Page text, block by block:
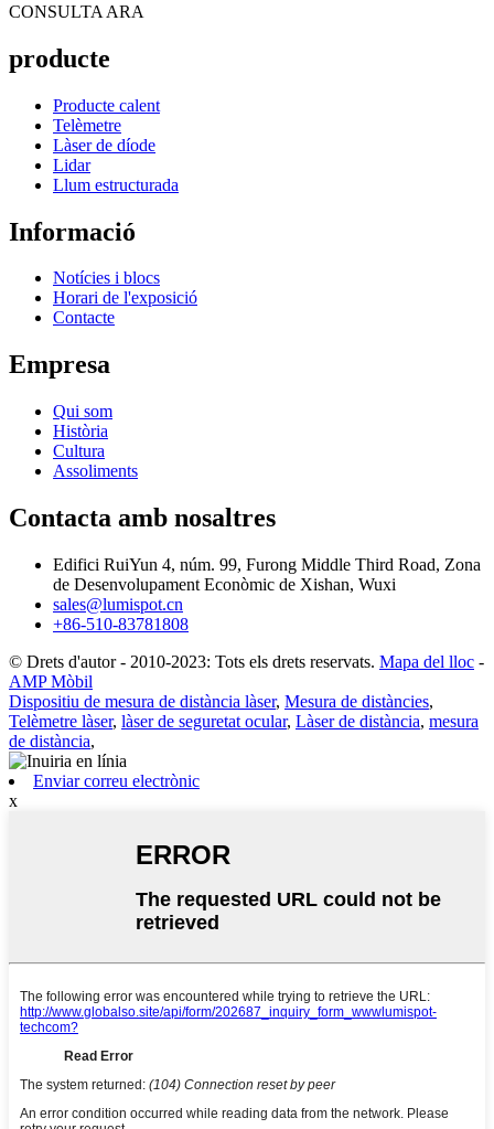
CONSULTA ARA
producte
Producte calent
Telèmetre
Làser de díode
Lidar
Llum estructurada
Informació
Notícies i blocs
Horari de l'exposició
Contacte
Empresa
Qui som
Història
Cultura
Assoliments
Contacta amb nosaltres
Edifici RuiYun 4, núm. 99, Furong Middle Third Road, Zona
de Desenvolupament Econòmic de Xishan, Wuxi
sales@lumispot.cn
+86-510-83781808
© Drets d'autor - 2010-2023: Tots els drets reservats. Mapa del lloc -
AMP Mòbil
Dispositiu de mesura de distància làser, Mesura de distàncies,
Telèmetre làser, làser de seguretat ocular, Làser de distància, mesura
de distància,
Enviar correu electrònic
x